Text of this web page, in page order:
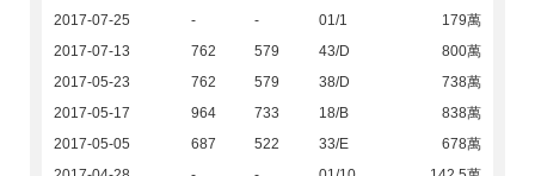
2017-07-25
- - 01/1
179萬
2017-07-13
762 579 43/D
800萬
2017-05-23
762 579 38/D
738萬
2017-05-17
964 733 18/B
838萬
2017-05-05
687 522 33/E
678萬